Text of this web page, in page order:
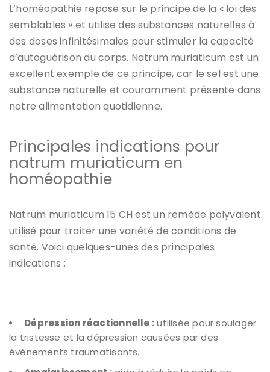
L’homéopathie repose sur le principe de la « loi des
semblables » et utilise des substances naturelles à
des doses infinitésimales pour stimuler la capacité
d’autoguérison du corps. Natrum muriaticum est un
excellent exemple de ce principe, car le sel est une
substance naturelle et couramment présente dans
notre alimentation quotidienne.
Principales indications pour
natrum muriaticum en
homéopathie
Natrum muriaticum 15 CH est un remède polyvalent
utilisé pour traiter une variété de conditions de
santé. Voici quelques-unes des principales
indications :
Dépression réactionnelle :utilisée pour soulager
la tristesse et la dépression causées par des
événements traumatisants.